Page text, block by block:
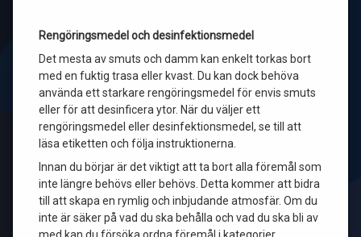
Rengöringsmedel och desinfektionsmedel
Det mesta av smuts och damm kan enkelt torkas bort
med en fuktig trasa eller kvast. Du kan dock behöva
använda ett starkare rengöringsmedel för envis smuts
eller för att desinficera ytor. När du väljer ett
rengöringsmedel eller desinfektionsmedel, se till att
läsa etiketten och följa instruktionerna.
Innan du börjar är det viktigt att ta bort alla föremål som
inte längre behövs eller behövs. Detta kommer att bidra
till att skapa en rymlig och inbjudande atmosfär. Om du
inte är säker på vad du ska behålla och vad du ska bli av